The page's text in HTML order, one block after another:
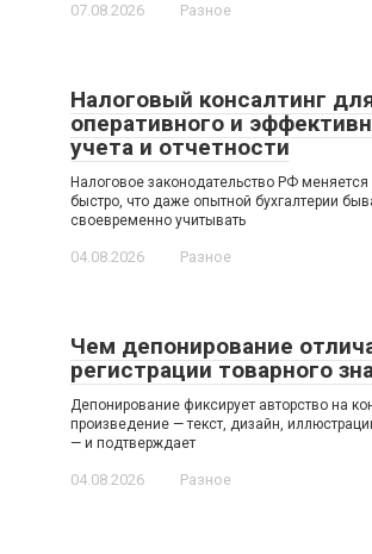
07.08.2026 Разное
Налоговый консалтинг
оперативного и
учета и отчетности
Налоговое законодательство РФ меняется
быстро, что даже опытной бухгалтерии
своевременно учитывать
04.08.2026 Разное
Чем депонирование
регистрации товарного
Депонирование фиксирует авторство на
произведение — текст, дизайн,
— и подтверждает
04.08.2026 Разное